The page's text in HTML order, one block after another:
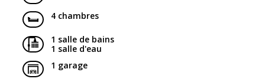
4 chambres
1 salle de bains
1 salle d'eau
1 garage